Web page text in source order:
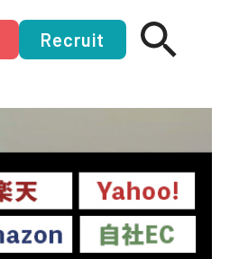
Recruit